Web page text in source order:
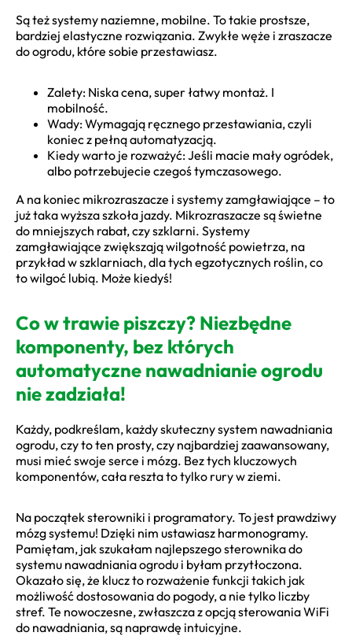
Są też systemy naziemne, mobilne. To takie prostsze,
bardziej elastyczne rozwiązania. Zwykłe węże i zraszacze
do ogrodu, które sobie przestawiasz.
Zalety: Niska cena, super łatwy montaż. I
mobilność.
Wady: Wymagają ręcznego przestawiania, czyli
koniec z pełną automatyzacją.
Kiedy warto je rozważyć: Jeśli macie mały ogródek,
albo potrzebujecie czegoś tymczasowego.
A na koniec mikrozraszacze i systemy zamgławiające – to
już taka wyższa szkoła jazdy. Mikrozraszacze są świetne
do mniejszych rabat, czy szklarni. Systemy
zamgławiające zwiększają wilgotność powietrza, na
przykład w szklarniach, dla tych egzotycznych roślin, co
to wilgoć lubią. Może kiedyś!
Co w trawie piszczy? Niezbędne
komponenty, bez których
automatyczne nawadnianie ogrodu
nie zadziała!
Każdy, podkreślam, każdy skuteczny system nawadniania
ogrodu, czy to ten prosty, czy najbardziej zaawansowany,
musi mieć swoje serce i mózg. Bez tych kluczowych
komponentów, cała reszta to tylko rury w ziemi.
Na początek sterowniki i programatory. To jest prawdziwy
mózg systemu! Dzięki nim ustawiasz harmonogramy.
Pamiętam, jak szukałam najlepszego sterownika do
systemu nawadniania ogrodu i byłam przytłoczona.
Okazało się, że klucz to rozważenie funkcji takich jak
możliwość dostosowania do pogody, a nie tylko liczby
stref. Te nowoczesne, zwłaszcza z opcją sterowania WiFi
do nawadniania, są naprawdę intuicyjne.